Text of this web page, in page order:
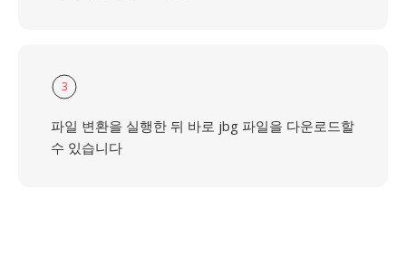
3
파일 변환을 실행한 뒤 바로 jbg 파일을 다운로드할
수 있습니다